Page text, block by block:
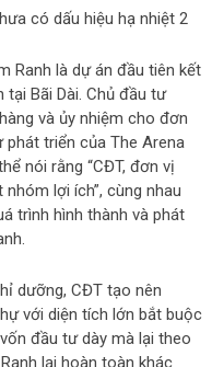
Ranh là dự án đầu tiên kết
Bãi Dài. Chủ đầu tư
và ủy nhiệm cho đơn
phát triển của The Arena
nói rằng “CĐT, đơn vị
lợi ích”, cùng nhau
trình hình thành và phát
dưỡng, CĐT tạo nên
với diện tích lớn bắt buộc
đầu tư dày mà lại theo
lại hoàn toàn khác